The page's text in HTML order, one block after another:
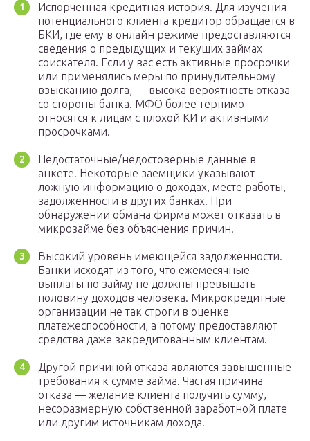
Испорченная кредитная история. Для изучения
потенциального клиента кредитор обращается в
БКИ, где ему в онлайн режиме предоставляются
сведения о предыдущих и текущих займах
соискателя. Если у вас есть активные просрочки
или применялись меры по принудительному
взысканию долга, — высока вероятность отказа
со стороны банка. МФО более терпимо
относятся к лицам с плохой КИ и активными
просрочками.
Недостаточные/недостоверные данные в
анкете. Некоторые заемщики указывают
ложную информацию о доходах, месте работы,
задолженности в других банках. При
обнаружении обмана фирма может отказать в
микрозайме без объяснения причин.
Высокий уровень имеющейся задолженности.
Банки исходят из того, что ежемесячные
выплаты по займу не должны превышать
половину доходов человека. Микрокредитные
организации не так строги в оценке
платежеспособности, а потому предоставляют
средства даже закредитованным клиентам.
Другой причиной отказа являются завышенные
требования к сумме займа. Частая причина
отказа — желание клиента получить сумму,
несоразмерную собственной заработной плате
или другим источникам дохода.